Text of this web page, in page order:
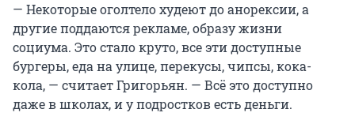
— Некоторые оголтело худеют до анорексии, а
другие поддаются рекламе, образу жизни
социума. Это стало круто, все эти доступные
бургеры, еда на улице, перекусы, чипсы, кока-
кола, — считает Григорьян. — Всё это доступно
даже в школах, и у подростков есть деньги.